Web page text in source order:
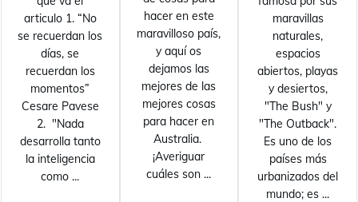
articulo 1. “No
se recuerdan los
días, se
recuerdan los
momentos”
Cesare Pavese
2. "Nada
desarrolla tanto
la inteligencia
como ...
hacer en este
maravilloso país,
y aquí os
dejamos las
mejores de las
mejores cosas
para hacer en
Australia.
¡Averiguar
cuáles son ...
maravillas
naturales,
espacios
abiertos, playas
y desiertos,
"The Bush" y
"The Outback".
Es uno de los
países más
urbanizados del
mundo; es ...